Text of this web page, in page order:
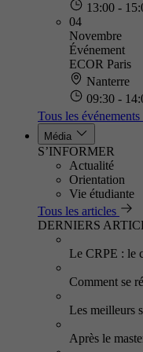
13:00 -
04
Novembre
Événement
ECOR Paris
Nanterre
09:30 -
Tous les événements
Média
S’INFORMER
Actualité
Orientation
Vie étudiante
Tous les articles
DERNIERS
Le CRPE : le
Comment se
Les meilleurs
Après le